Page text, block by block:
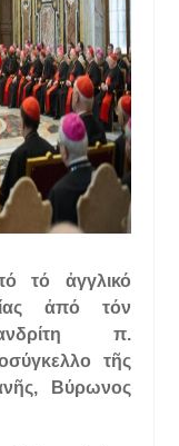
τό ἀγγλικό
ἀπό τόν
π.
τῆς
Βύρωνος